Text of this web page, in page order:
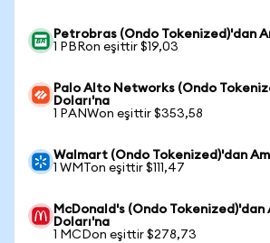
Petrobras (Ondo Tokenized)'dan
1 PBRon eşittir $19,03
Palo Alto Networks (Ondo
Doları'na
1 PANWon eşittir $353,58
Walmart (Ondo Tokenized)'dan
1 WMTon eşittir $111,47
McDonald's (Ondo Tokenized)'dan
Doları'na
1 MCDon eşittir $278,73